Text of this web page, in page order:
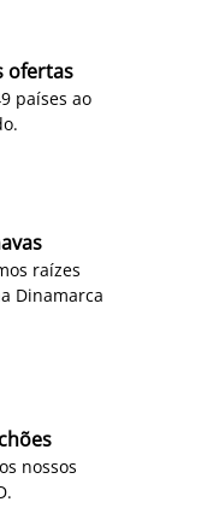
ofertas
países ao
raízes
Dinamarca
nossos